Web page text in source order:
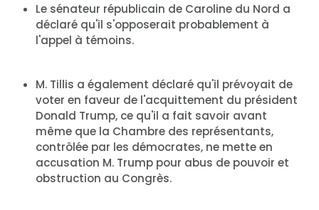
Le sénateur républicain de Caroline du Nord a
déclaré qu'il s'opposerait probablement à
l'appel à témoins.
M. Tillis a également déclaré qu'il prévoyait de
voter en faveur de l'acquittement du président
Donald Trump, ce qu'il a fait savoir avant
même que la Chambre des représentants,
contrôlée par les démocrates, ne mette en
accusation M. Trump pour abus de pouvoir et
obstruction au Congrès.